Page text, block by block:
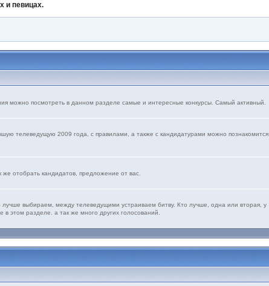
и певицах.
можно посмотреть в данном разделе самые и интересные конкурсы. Самый активный.
телеведущую 2009 года, с правилами, а также с кандидатурами можно познакомится
отобрать кандидатов, предложение от вас.
выбираем, между телеведущими устраиваем битву. Кто лучше, одна или вторая, у
в этом разделе. а так же много других голосований.